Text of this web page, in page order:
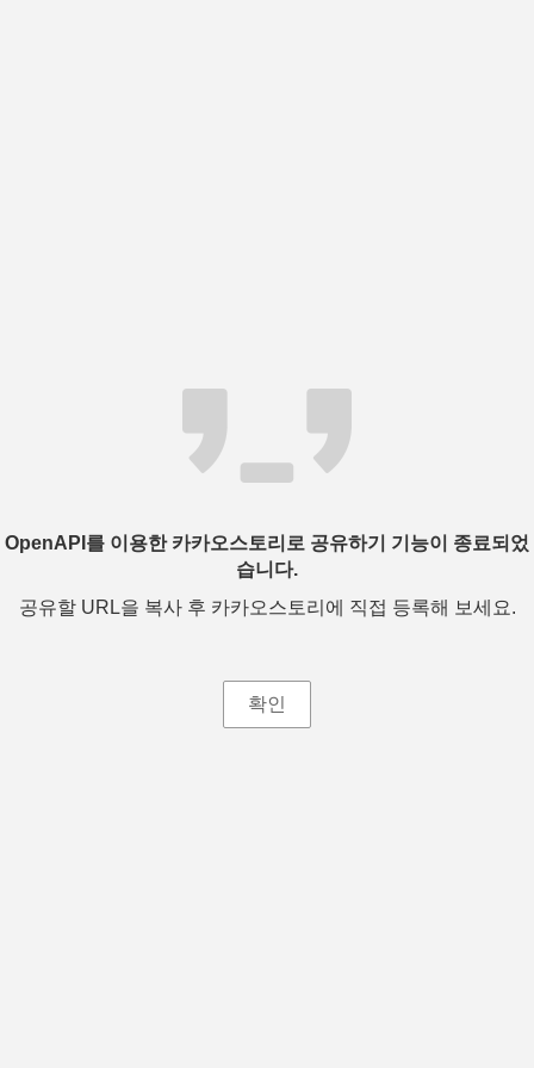
OpenAPI를 이용한 카카오스토리로 공유하기 기능이 종료되었
습니다.
공유할 URL을 복사 후 카카오스토리에 직접 등록해 보세요.
확인